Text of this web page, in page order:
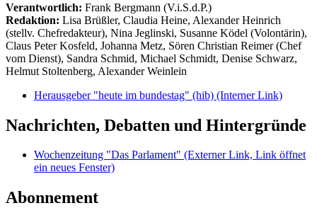
Verantwortlich: Frank Bergmann (V.i.S.d.P.)
Redaktion: Lisa Brüßler, Claudia Heine, Alexander Heinrich
(stellv. Chefredakteur), Nina Jeglinski, Susanne Ködel (Volontärin),
Claus Peter Kosfeld, Johanna Metz, Sören Christian Reimer (Chef
vom Dienst), Sandra Schmid, Michael Schmidt, Denise Schwarz,
Helmut Stoltenberg, Alexander Weinlein
Herausgeber "heute im bundestag" (hib) (Interner Link)
Nachrichten, Debatten und Hintergründe
Wochenzeitung "Das Parlament" (Externer Link, Link öffnet
ein neues Fenster)
Abonnement